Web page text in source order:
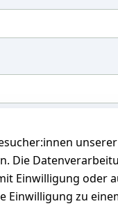
unserer
Die
Einwilligung oder
Einwilligung zu
ich die
Einwilligung
abonnieren